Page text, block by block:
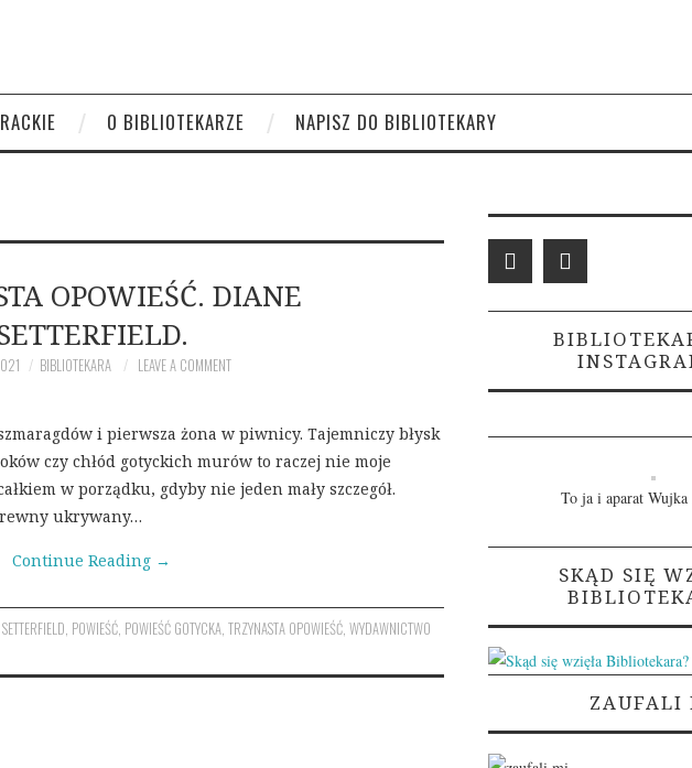
O BIBLIOTEKARZE NAPISZ DO BIBLIOTEKARY
OPOWIEŚĆ. DIANE
BIBLIOTEKARA LEAVE A COMMENT
i pierwsza żona w piwnicy. Tajemniczy błysk
czy chłód gotyckich murów to raczej nie moje
w porządku, gdyby nie jeden mały szczegół.
ukrywany…
Continue Reading →
POWIEŚĆ POWIEŚĆ GOTYCKA ,TRZYNASTA OPOWIEŚĆ ,WYDAWNICTWO
To ja i aparat Wujka
SKĄD SIĘ
ZAUFALI